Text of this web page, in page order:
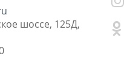
шоссе, 125Д,